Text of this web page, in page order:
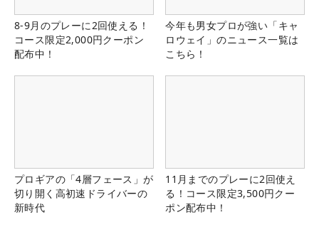
8-9月のプレーに2回使える！
コース限定2,000円クーポン
配布中！
今年も男女プロが強い「キャ
ロウェイ」のニュース一覧は
こちら！
プロギアの「4層フェース」が
切り開く高初速ドライバーの
新時代
11月までのプレーに2回使え
る！コース限定3,500円クー
ポン配布中！